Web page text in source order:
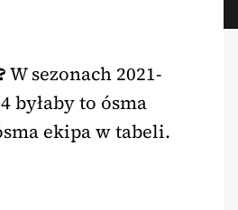
W sezonach 2021-
byłaby to ósma
ekipa w tabeli.